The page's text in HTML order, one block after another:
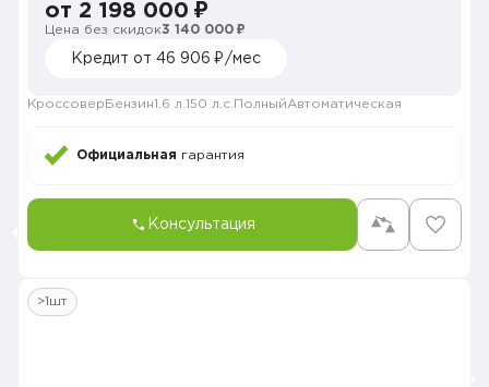
от 2 198 000 ₽
Цена без скидок3 140 000 ₽
Кредит от 46 906 ₽/мес
Кроссовер Бензин1.6 л. 150 л.с. ПолныйАвтоматическая
Официальная гарантия
Консультация
>1шт